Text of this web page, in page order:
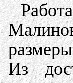
Из